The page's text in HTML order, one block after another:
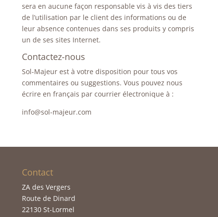
sera en aucune façon responsable vis à vis des tiers
de l’utilisation par le client des informations ou de
leur absence contenues dans ses produits y compris
un de ses sites Internet.
Contactez-nous
Sol-Majeur est à votre disposition pour tous vos
commentaires ou suggestions. Vous pouvez nous
écrire en français par courrier électronique à :
info@sol-majeur.com
Contact
ZA des Vergers
Route de Dinard
22130 St-Lormel